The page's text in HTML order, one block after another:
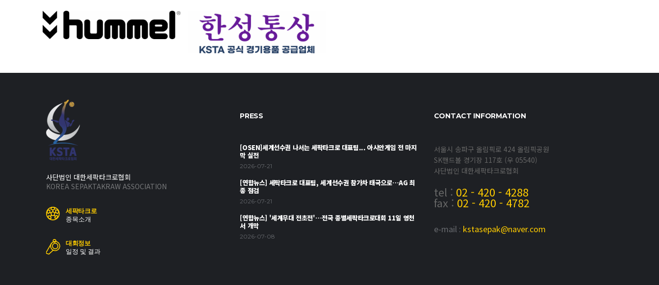
사단법인 대한세팍타크로협회
KOREA SEPAKTAKRAW ASSOCIATION
세팍타크로
종목소개
대회정보
일정 및 결과
PRESS
[OSEN]세계선수권 나서는 세팍타크로 대표팀... 아시안게임 전 마지
막 실전
2026-07-21
[연합뉴스] 세팍타크로 대표팀, 세계선수권 참가차 태국으로…AG 최
종 점검
2026-07-21
[연합뉴스] '세계무대 전초전'…전국 종별세팍타크로대회 11일 영천
서 개막
2026-07-08
CONTACT INFORMATION
서울시 송파구 올림픽로 424 올림픽공원
SK핸드볼 경기장 117호 (우 05540)
사단법인 대한세팍타크로협회
tel : 02 - 420 - 4288
fax : 02 - 420 - 4782
e-mail : kstasepak@naver.com